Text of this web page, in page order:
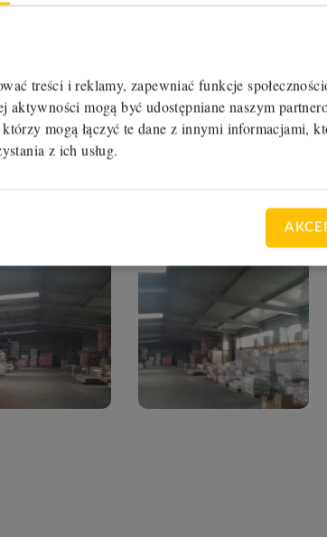
treści i reklamy, zapewniać funkcje
aktywności mogą być udostępniane naszym
mogą łączyć te dane z innymi informacjami,
z ich usług.
Bardzo dobra
Aldona Liczbińska: 667